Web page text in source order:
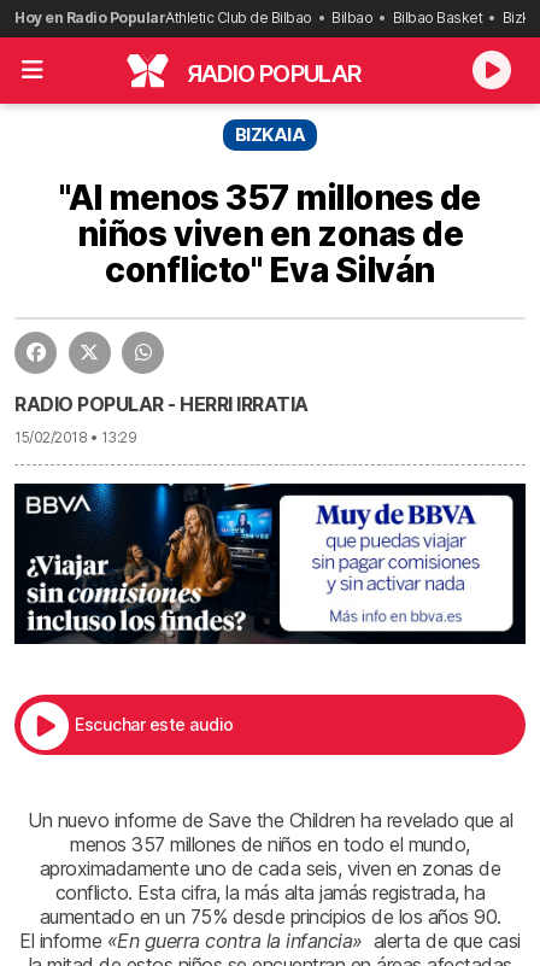
Saltar
al
contenido
Hoy en Radio PopularAthletic Club de Bilbao Bilbao Bilbao Basket
RADIO POPULAR
BIZKAIA
"Al menos 357 millones de
niños viven en zonas de
conflicto" Eva Silván
RADIO POPULAR - HERRI IRRATIA
15/02/2018 • 13:29
Escuchar este audio
Un nuevo informe de Save the Children ha revelado que al
menos 357 millones de niños en todo el mundo,
aproximadamente uno de cada seis, viven en zonas de
conflicto. Esta cifra, la más alta jamás registrada, ha
aumentado en un 75% desde principios de los años 90.
El informe «En guerra contra la infancia» alerta de que casi